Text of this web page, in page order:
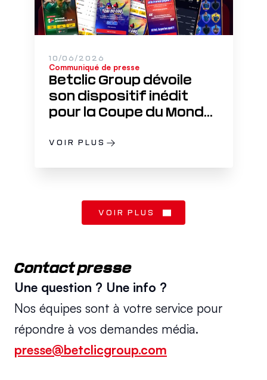
Betclic Group dévoile
son dispositif inédit
pour la Coupe du Monde
Communiqué de presse
10/06/2026
VOIR PLUS
VOIR PLUS
Contact presse
Une question ? Une info ?
Nos équipes sont à votre service pour
répondre à vos demandes média.
presse@betclicgroup.com